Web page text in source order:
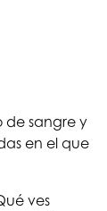
de sangre y
en el que
ves